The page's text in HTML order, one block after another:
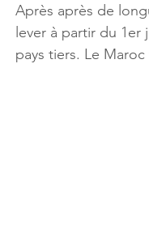
Après après de
lever à partir du
pays tiers. Le